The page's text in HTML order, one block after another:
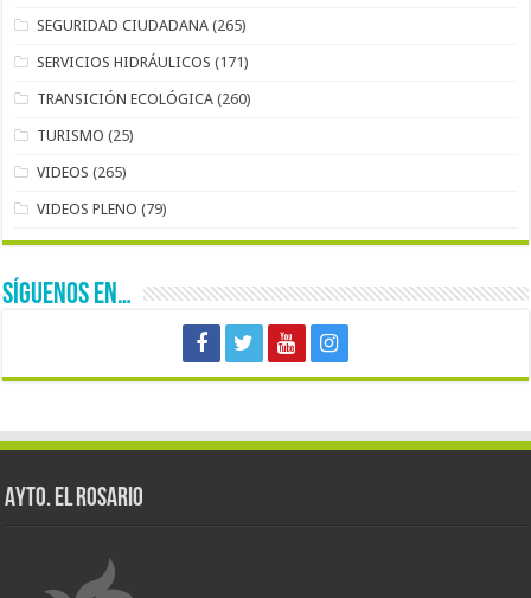
SEGURIDAD CIUDADANA (265)
SERVICIOS HIDRÁULICOS (171)
TRANSICIÓN ECOLÓGICA (260)
TURISMO (25)
VIDEOS (265)
VIDEOS PLENO (79)
SÍGUENOS EN…
AYTO. EL ROSARIO